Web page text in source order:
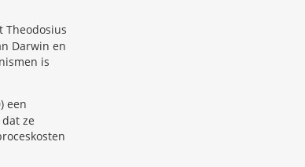
Theodosius
Darwin en
is
een
ze